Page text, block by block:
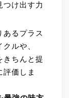
つけ出す力
あるプラス
ルや、
きちんと提
価しま